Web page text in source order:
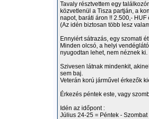
Tavaly résztvettem egy
közvetlenül a Tisza partján, a
napot, baráti áron !! 2.500,- HUF
(Az idén biztosan több lesz
Ennyiért sátrazás, egy szomati
Minden olcsó, a helyi
nyugodtan lehet, nem néznek ki.
Szivesen látnak mindenkit,
sem baj.
Veterán korú járművel érkezők
Érkezés péntek este, vagy
Idén az időpont :
Július 24-25 = Péntek - Szombat